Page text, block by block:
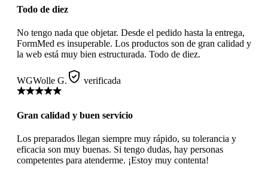
Todo de diez
No tengo nada que objetar. Desde el pedido hasta la entrega,
FormMed es insuperable. Los productos son de gran calidad y
la web está muy bien estructurada. Todo de diez.
WGWolle G. verificada
Gran calidad y buen servicio
Los preparados llegan siempre muy rápido, su tolerancia y
eficacia son muy buenas. Si tengo dudas, hay personas
competentes para atenderme. ¡Estoy muy contenta!